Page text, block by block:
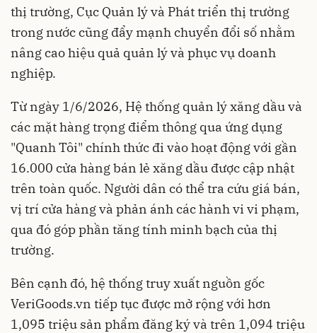
thị trường, Cục Quản lý và Phát triển thị trường
trong nước cũng đẩy mạnh chuyển đổi số nhằm
nâng cao hiệu quả quản lý và phục vụ doanh
nghiệp.
Từ ngày 1/6/2026, Hệ thống quản lý xăng dầu và
các mặt hàng trọng điểm thông qua ứng dụng
"Quanh Tôi" chính thức đi vào hoạt động với gần
16.000 cửa hàng bán lẻ xăng dầu được cập nhật
trên toàn quốc. Người dân có thể tra cứu giá bán,
vị trí cửa hàng và phản ánh các hành vi vi phạm,
qua đó góp phần tăng tính minh bạch của thị
trường.
Bên cạnh đó, hệ thống truy xuất nguồn gốc
VeriGoods.vn tiếp tục được mở rộng với hơn
1,095 triệu sản phẩm đăng ký và trên 1,094 triệu